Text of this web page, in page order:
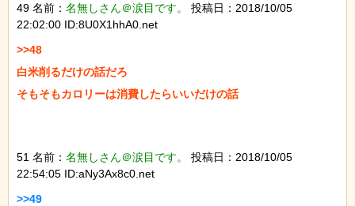
49 名前： 名無しさん＠涙目です。
投稿日：2018/10/05
22:02:00 ID:8U0X1hhA0.net
>>48
白米削るだけの話だろ
そもそもカロリーは消費したらいいだけの話
51 名前： 名無しさん＠涙目です。
投稿日：2018/10/05
22:54:05 ID:aNy3Ax8c0.net
>>49